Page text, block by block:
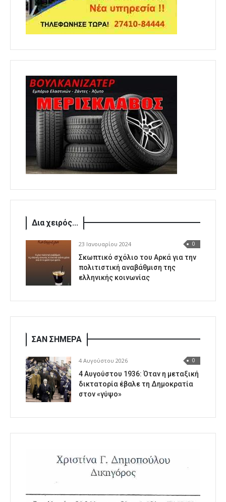
Δια χειρός...
23 Ιανουαρίου 2024 0
Σκωπτικό σχόλιο του Αρκά για την
πολιτιστική αναβάθμιση της
ελληνικής κοινωνίας
ΣΑΝ ΣΗΜΕΡΑ
4 Αυγούστου 2026 0
4 Αυγούστου 1936: Όταν η μεταξική
δικτατορία έβαλε τη Δημοκρατία
στον «γύψο»